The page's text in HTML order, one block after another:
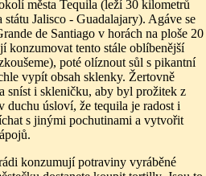
města Tequila (leží 30 kilometrů
Jalisco - Guadalajary). Agáve se
de Santiago v horách na ploše 20
konzumovat tento stále oblíbenější
poté olíznout sůl s pikantní
vypít obsah sklenky. Žertovně
sníst i skleničku, aby byl prožitek z
duchu úsloví, že tequila je radost i
s jinými pochutinami a vytvořit
konzumují potraviny vyráběné